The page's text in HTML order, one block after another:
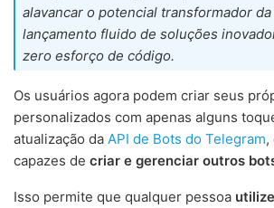
alavancar o potencial transformador
lançamento fluido de soluções
zero esforço de código.
Os usuários agora podem criar seus
personalizados com apenas alguns
atualização da API de Bots do Telegram,
capazes de criar e gerenciar outros
Isso permite que qualquer pessoa